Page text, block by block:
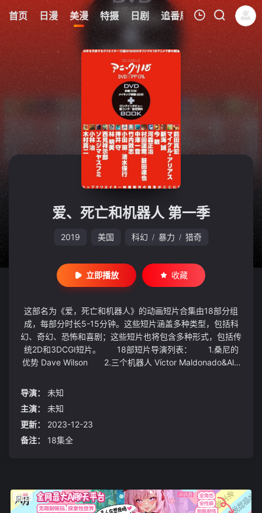
首页 日漫 美漫 特摄 日剧 追番周表 今日更新
8
我的观影记录
暂无观看影片的记录
爱、死亡和机器人 第一季
2019 美国 科幻 / 暴力 / 猎奇
立即播放 收藏
这部名为《爱，死亡和机器人》的动画短片合集由18部分组
成，每部分时长5-15分钟。这些短片涵盖多种类型，包括科
幻、奇幻、恐怖和喜剧；这些短片也将包含多种形式，包括传
统2D和3DCGI短片。 18部短片导演列表： 1.桑尼的
优势 Dave Wilson 2.三个机器人 Víctor Maldonado&Alfr
k Balson 5.噬魂者 Owen Sullivan 6.当酸奶统治世界
rlue,Dominique Boidin,Remi Kozyra,Maxime Luere 8.祝
有好的收获 Oliver Thomas 9.垃圾场 Javier Recio Graci
a 10.变形者 Gabriele Pennacchioli 11.帮手 Jon Yeo
r Maldonado & Alfredo Torres 18.秘密战争 Istvan Zork
oczy
导演：
未知
主演：
未知
更新：
2023-12-23
备注：
18集全